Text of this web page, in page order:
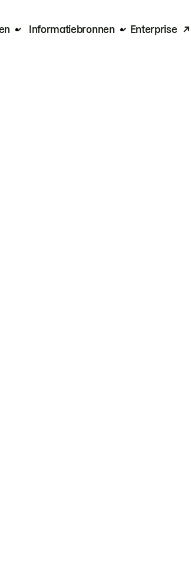
Informatiebronnen Enterprise